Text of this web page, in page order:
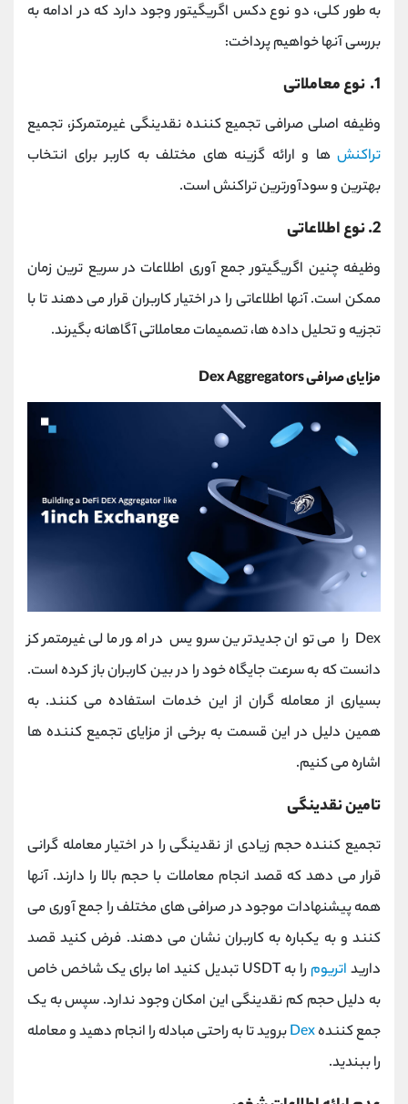
به طور کلی، دو نوع دکس اگریگیتور وجود دارد که در ادامه به
بررسی آنها خواهیم پرداخت:
1. نوع معاملاتی
وظیفه اصلی صرافی تجمیع کننده نقدینگی غیرمتمرکز، تجمیع
تراکنش ها و ارائه گزینه های مختلف به کاربر برای انتخاب
بهترین و سودآورترین تراکنش است.
2. نوع اطلاعاتی
وظیفه چنین اگریگیتور جمع آوری اطلاعات در سریع ترین زمان
ممکن است. آنها اطلاعاتی را در اختیار کاربران قرار می دهند تا با
تجزیه و تحلیل داده ها، تصمیمات معاملاتی آگاهانه بگیرند.
مزایای صرافی Dex Aggregators
Dex را می توان جدیدترین سرویس در امور مالی غیرمتمرکز
دانست که به سرعت جایگاه خود را در بین کاربران باز کرده است.
بسیاری از معامله گران از این خدمات استفاده می کنند. به
همین دلیل در این قسمت به برخی از مزایای تجمیع کننده ها
اشاره می کنیم.
تامین نقدینگی
تجمیع کننده حجم زیادی از نقدینگی را در اختیار معامله گرانی
قرار می دهد که قصد انجام معاملات با حجم بالا را دارند. آنها
همه پیشنهادات موجود در صرافی های مختلف را جمع آوری می
کنند و به یکباره به کاربران نشان می دهند. فرض کنید قصد
دارید اتریوم
را به USDT تبدیل کنید اما برای یک شاخص خاص
به دلیل حجم کم نقدینگی این امکان وجود ندارد. سپس به یک
جمع کنندهDexبروید تا به راحتی مبادله را انجام دهید و معامله
را ببندید.